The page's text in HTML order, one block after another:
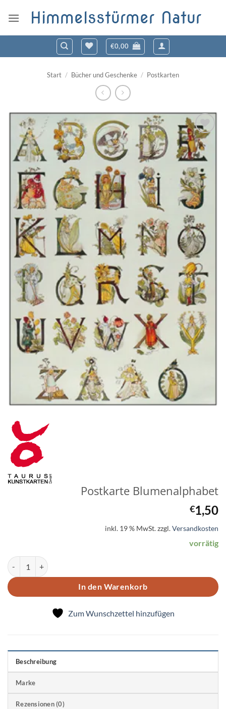
Inhalt
Himmelsstürmer Natur
€0,00
Start / Bücher und Geschenke / Postkarten
Zum
Wunschzettel
hinzufügen
Postkarte Blumenalphabet
€1,50
inkl. 19 % MwSt.zzgl.Versandkosten
vorrätig
Postkarte Blumenalphabet Menge
In den Warenkorb
Zum Wunschzettel hinzufügen
Beschreibung
Marke
Rezensionen (0)